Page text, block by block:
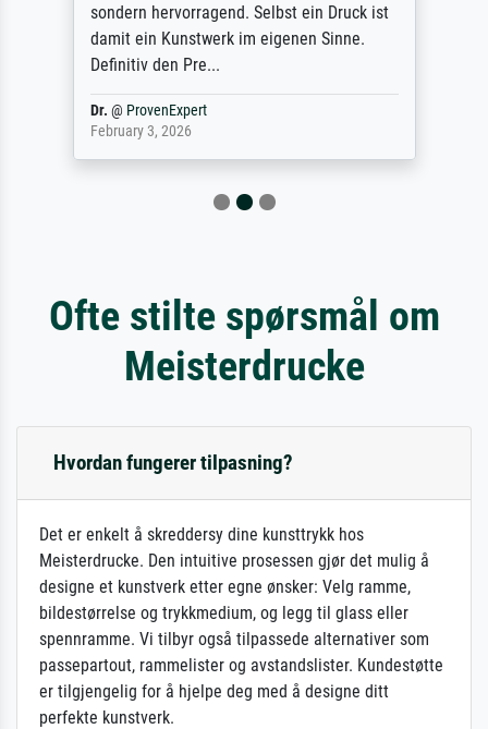
sondern hervorragend. Selbst ein Druck ist
damit ein Kunstwerk im eigenen Sinne.
Definitiv den Pre...
Dr. @ ProvenExpert
February 3, 2026
Ofte stilte spørsmål om
Meisterdrucke
Hvordan fungerer tilpasning?
Det er enkelt å skreddersy dine kunsttrykk hos
Meisterdrucke. Den intuitive prosessen gjør det mulig å
designe et kunstverk etter egne ønsker: Velg ramme,
bildestørrelse og trykkmedium, og legg til glass eller
spennramme. Vi tilbyr også tilpassede alternativer som
passepartout, rammelister og avstandslister. Kundestøtte
er tilgjengelig for å hjelpe deg med å designe ditt
perfekte kunstverk.